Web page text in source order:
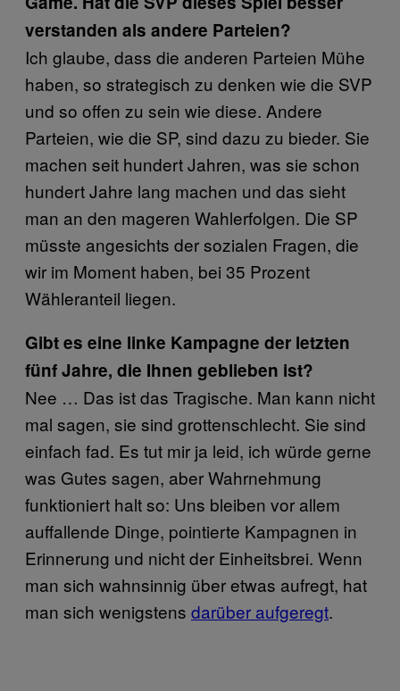
verstanden als andere Parteien?
Ich glaube, dass die anderen Parteien Mühe
haben, so strategisch zu denken wie die SVP
und so offen zu sein wie diese. Andere
Parteien, wie die SP, sind dazu zu bieder. Sie
machen seit hundert Jahren, was sie schon
hundert Jahre lang machen und das sieht
man an den mageren Wahlerfolgen. Die SP
müsste angesichts der sozialen Fragen, die
wir im Moment haben, bei 35 Prozent
Wähleranteil liegen.
Gibt es eine linke Kampagne der letzten
fünf Jahre, die Ihnen geblieben ist?
Nee … Das ist das Tragische. Man kann nicht
mal sagen, sie sind grottenschlecht. Sie sind
einfach fad. Es tut mir ja leid, ich würde gerne
was Gutes sagen, aber Wahrnehmung
funktioniert halt so: Uns bleiben vor allem
auffallende Dinge, pointierte Kampagnen in
Erinnerung und nicht der Einheitsbrei. Wenn
man sich wahnsinnig über etwas aufregt, hat
man sich wenigstens darüber aufgeregt.